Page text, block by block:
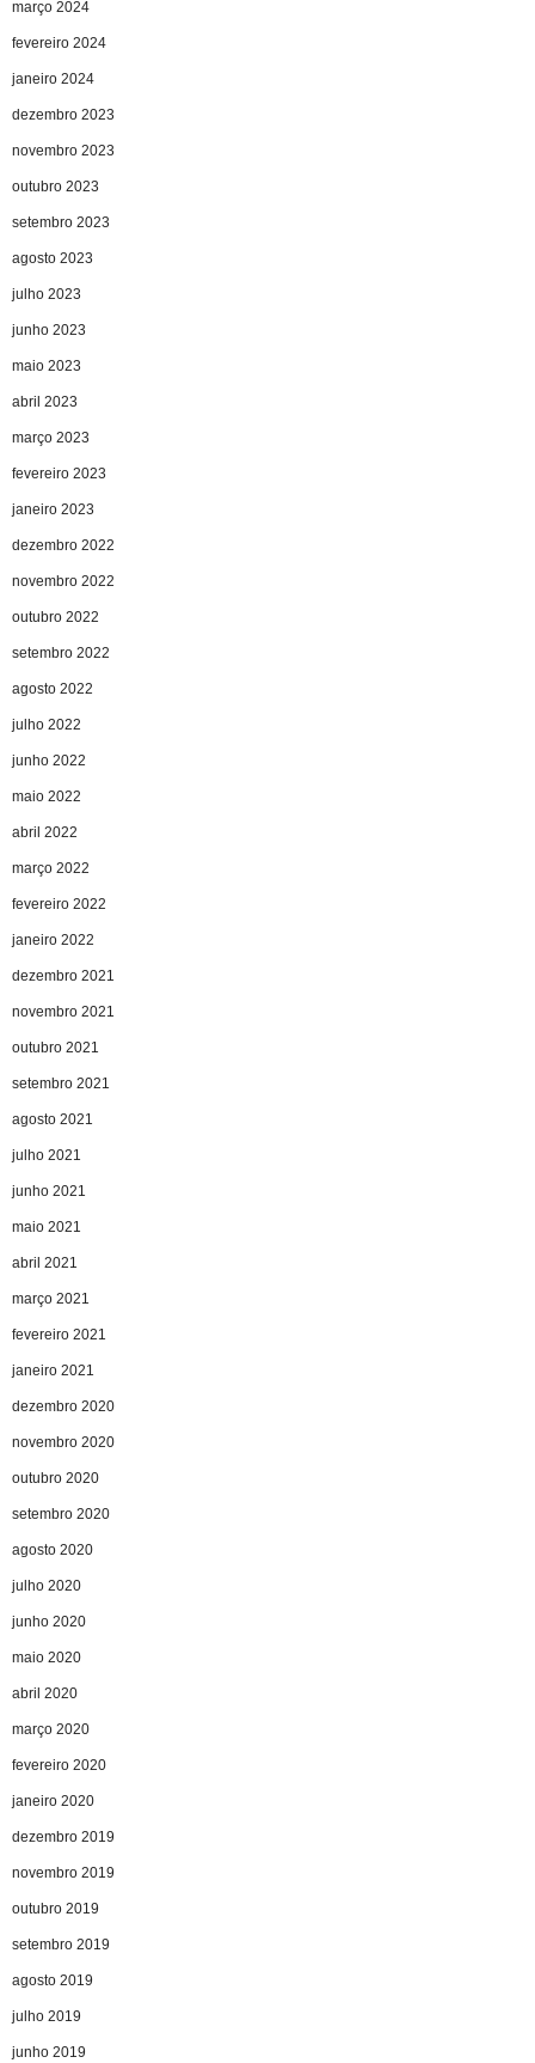
março 2024
fevereiro 2024
janeiro 2024
dezembro 2023
novembro 2023
outubro 2023
setembro 2023
agosto 2023
julho 2023
junho 2023
maio 2023
abril 2023
março 2023
fevereiro 2023
janeiro 2023
dezembro 2022
novembro 2022
outubro 2022
setembro 2022
agosto 2022
julho 2022
junho 2022
maio 2022
abril 2022
março 2022
fevereiro 2022
janeiro 2022
dezembro 2021
novembro 2021
outubro 2021
setembro 2021
agosto 2021
julho 2021
junho 2021
maio 2021
abril 2021
março 2021
fevereiro 2021
janeiro 2021
dezembro 2020
novembro 2020
outubro 2020
setembro 2020
agosto 2020
julho 2020
junho 2020
maio 2020
abril 2020
março 2020
fevereiro 2020
janeiro 2020
dezembro 2019
novembro 2019
outubro 2019
setembro 2019
agosto 2019
julho 2019
junho 2019